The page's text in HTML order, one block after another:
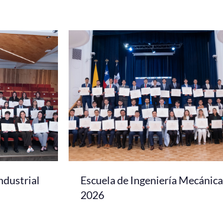
Escuela de Ingeniería Mecánica
2026